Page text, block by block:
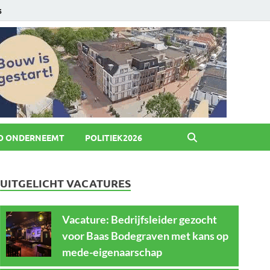
ONDERNEEMT POLITIEK2026
UITGELICHT VACATURES
Vacature: Bedrijfsleider gezocht
voor Baas Bodegraven met kans op
mede-eigenaarschap